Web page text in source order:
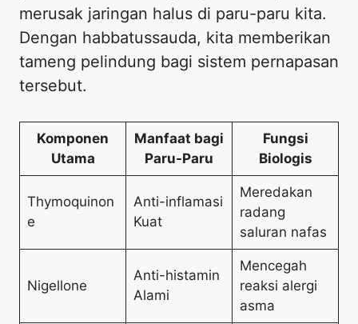
merusak jaringan halus di paru-paru kita.
Dengan habbatussauda, kita memberikan
tameng pelindung bagi sistem pernapasan
tersebut.
Komponen
Utama
Manfaat bagi
Paru-Paru
Fungsi
Biologis
Thymoquinon
e
Anti-inflamasi
Kuat
Meredakan
radang
saluran nafas
Nigellone
Anti-histamin
Alami
Mencegah
reaksi alergi
asma